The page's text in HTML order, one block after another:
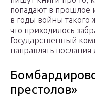
попадают в прошлое
в годы войны такого
что приходилось
Государственный
направлять
престолов»